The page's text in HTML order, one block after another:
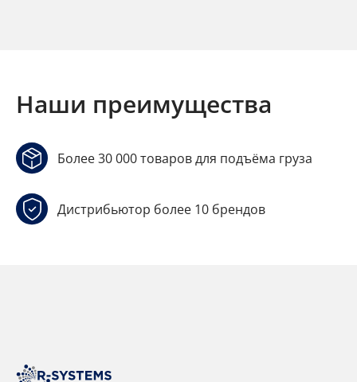
Наши преимущества
Более 30 000 товаров для подъёма груза
Дистрибьютор более 10 брендов